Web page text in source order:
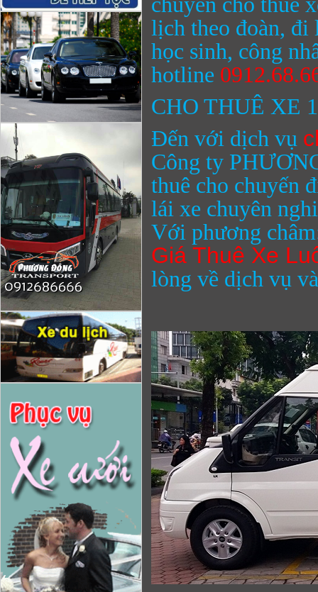
lịch theo đoàn, đi
học sinh, công
hotline
CHO THUÊ XE
Đến với dịch vụ
Công ty
thuê cho chuyến
lái xe chuyên
Với phương
Giá Thuê Xe
lòng về dịch vụ